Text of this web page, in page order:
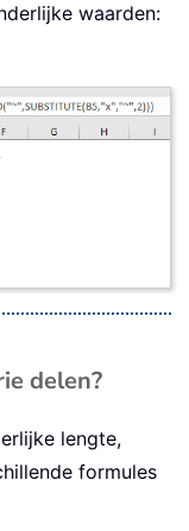
waarden:
delen?
lengte,
formules